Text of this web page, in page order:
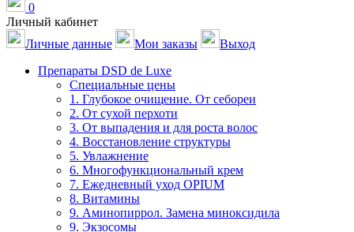
0
Личный кабинет
Личные данные
Мои заказы
Выход
Препараты DSD de Luxe
Специальные цены
1. Глубокое очищение. От себореи
2. От сухой перхоти
3. От выпадения и для роста волос
4. Восстановление структуры
5. Увлажнение
6. Многофункциональный крем
7. Ежедневный уход OPIUM
8. Витамины
9. Аминопиррол. Замена миноксидила
9. Экзосомы